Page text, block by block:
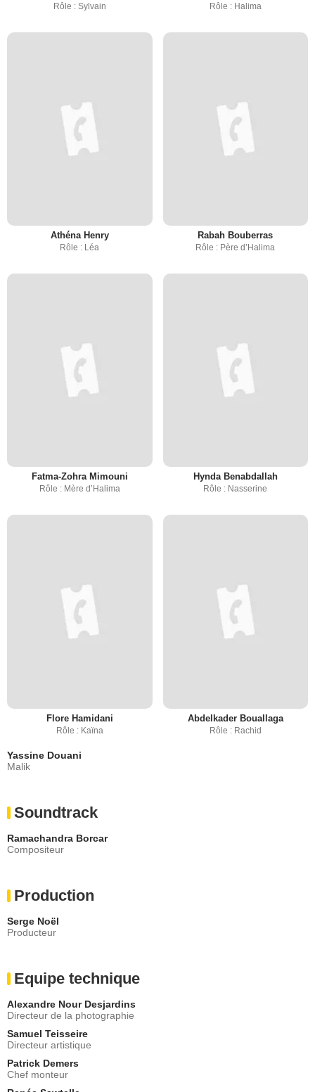
Rôle : Sylvain Rôle : Halima
Athéna Henry
Rôle : Léa
Rabah Bouberras
Rôle : Père d’Halima
Fatma-Zohra Mimouni
Rôle : Mère d’Halima
Hynda Benabdallah
Rôle : Nasserine
Flore Hamidani
Rôle : Kaïna
Abdelkader Bouallaga
Rôle : Rachid
Yassine Douani
Malik
Soundtrack
Ramachandra Borcar
Compositeur
Production
Serge Noël
Producteur
Equipe technique
Alexandre Nour Desjardins
Directeur de la photographie
Samuel Teisseire
Directeur artistique
Patrick Demers
Chef monteur